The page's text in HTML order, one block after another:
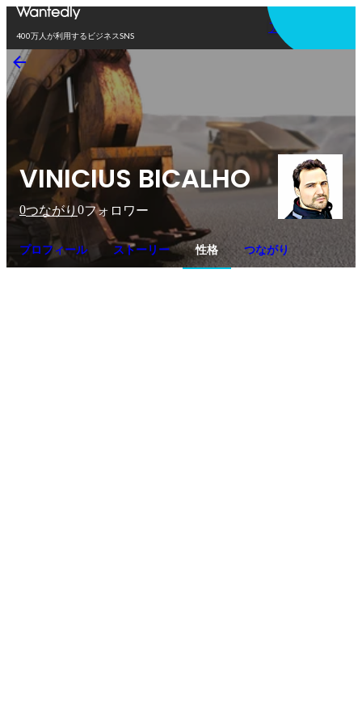
400万人が利用するビジネスSNS
アプリを使う
VINICIUS BICALHO
0つながり 0フォロワー
プロフィール ストーリー 性格 つながり